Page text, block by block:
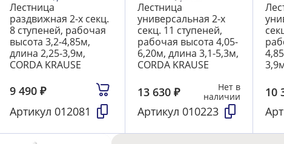
Лестница
раздвижная 2-х секц.
8 ступеней, рабочая
высота 3,2-4,85м,
длина 2,25-3,9м,
CORDA KRAUSE
9 490 ₽
Артикул 012081
Лестница
универсальная 2-х
секц. 11 ступеней,
рабочая высота 4,05-
6,20м, длина 3,1-5,3м,
CORDA KRAUSE
13 630 ₽
Нет в
наличии
Артикул 010223
10